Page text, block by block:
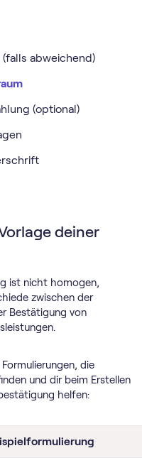
abweichend)
(optional)
deiner
ist nicht homogen,
zwischen der
Bestätigung von
die
und dir beim Erstellen
helfen: